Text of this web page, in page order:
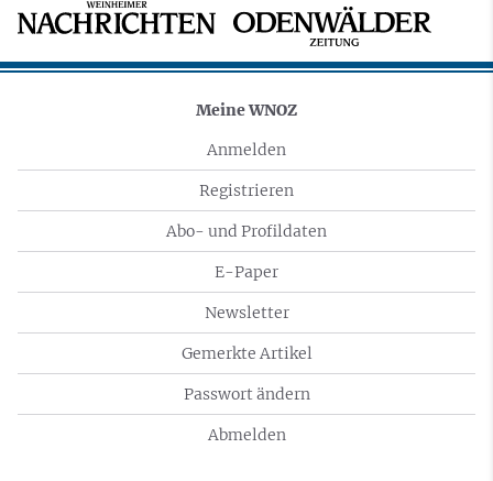
Meine WNOZ
Anmelden
Registrieren
Abo- und Profildaten
E-Paper
Newsletter
Gemerkte Artikel
Passwort ändern
Abmelden